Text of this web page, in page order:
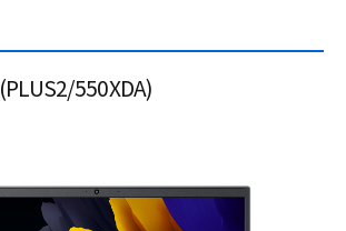
(PLUS2/550XDA)